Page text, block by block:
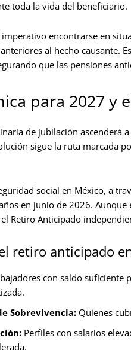
toda la vida del beneficiario.
imperativo encontrarse en
al hecho causante.
que las pensiones
para 2027 y
de jubilación ascenderá
sigue la ruta marcada
social en México, a
en junio de 2026.
Retiro Anticipado
retiro anticipado
con saldo suficiente
Sobrevivencia: Quienes
Perfiles con salarios